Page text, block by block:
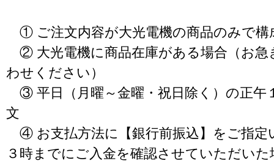
① ご注文内容が大光電機の商品のみで構
② 大光電機に商品在庫がある場合（お急
わせください）
③ 平日（月曜～金曜・祝日除く）の正午
文
④ お支払方法に【銀行前振込】をご指定
３時までにご入金を確認させていただいた